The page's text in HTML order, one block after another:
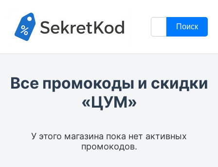
Поиск
Все промокоды и скидки
«ЦУМ»
У этого магазина пока нет активных
промокодов.